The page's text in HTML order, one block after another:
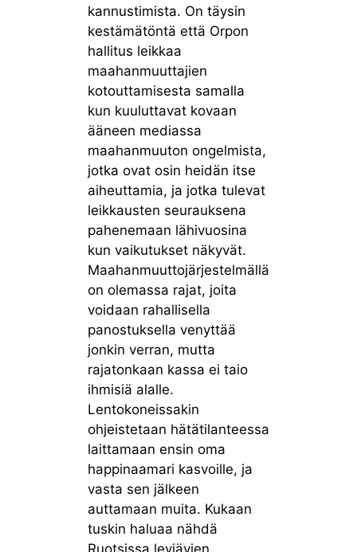
kannustimista. On täysin
kestämätöntä että Orpon
hallitus leikkaa
maahanmuuttajien
kotouttamisesta samalla
kun kuuluttavat kovaan
ääneen mediassa
maahanmuuton ongelmista,
jotka ovat osin heidän itse
aiheuttamia, ja jotka tulevat
leikkausten seurauksena
pahenemaan lähivuosina
kun vaikutukset näkyvät.
Maahanmuuttojärjestelmällä
on olemassa rajat, joita
voidaan rahallisella
panostuksella venyttää
jonkin verran, mutta
rajatonkaan kassa ei taio
ihmisiä alalle.
Lentokoneissakin
ohjeistetaan hätätilanteessa
laittamaan ensin oma
happinaamari kasvoille, ja
vasta sen jälkeen
auttamaan muita. Kukaan
tuskin haluaa nähdä